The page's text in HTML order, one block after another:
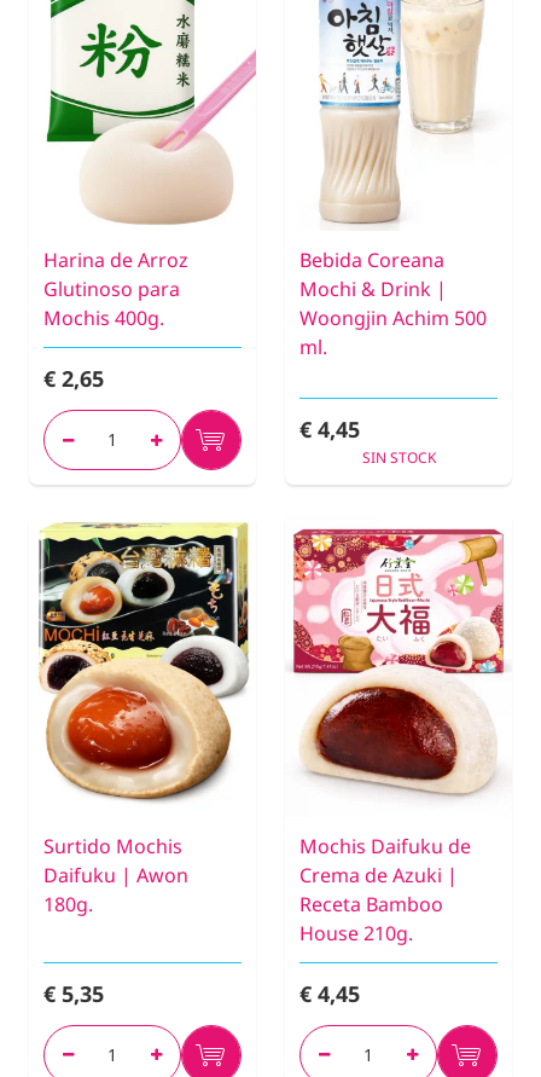
Harina de Arroz
Glutinoso para
Mochis 400g.
€ 2,65
Bebida Coreana
Mochi & Drink |
Woongjin Achim 500
ml.
€ 4,45
SIN STOCK
Surtido Mochis
Daifuku | Awon
180g.
€ 5,35
Mochis Daifuku de
Crema de Azuki |
Receta Bamboo
House 210g.
€ 4,45